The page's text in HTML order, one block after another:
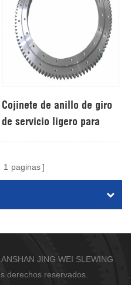
Cojinete de anillo de giro
de servicio ligero para
1 paginas
JING WEI SLEWING
derechos reservados.